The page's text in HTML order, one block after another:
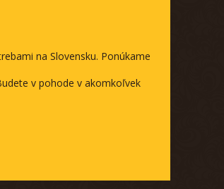
na Slovensku. Ponúkame
v pohode v akomkoľvek